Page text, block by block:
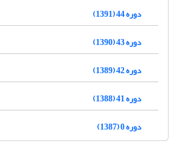
دوره 44 (1391)
دوره 43 (1390)
دوره 42 (1389)
دوره 41 (1388)
دوره 0 (1387)